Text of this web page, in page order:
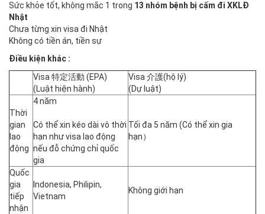
Sức khỏe tốt, không mắc 1 trong 13 nhóm bệnh bị cấm đi XKLĐ
Nhật
Chưa từng xin visa đi Nhật
Không có tiền án, tiền sự
Điều kiện khác :
Visa 特定活動 (EPA)
(Luật hiện hành)
Visa 介護(hộ lý)
(Dự luật)
Thời
gian
lao
động
4 năm
Có thể xin kéo dài vô thời
hạn như visa lao động
nếu đỗ chứng chỉ quốc
gia
Tối đa 5 năm (Có thể xin gia
hạn）
Quốc
gia
tiếp
nhận
Indonesia, Philipin,
Vietnam
Không giới hạn